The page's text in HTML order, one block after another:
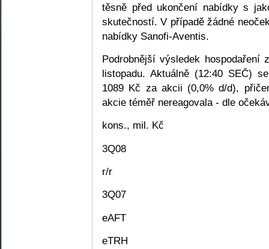
těsně před ukončení nabídky s
skutečností. V případě žádné
nabídky Sanofi-Aventis.
Podrobnější výsledek hospodaření
listopadu. Aktuálně (12:40 SEČ)
1089 Kč za akcii (0,0% d/d),
akcie téměř nereagovala - dle
kons., mil. Kč
3Q08
r/r
3Q07
eAFT
eTRH